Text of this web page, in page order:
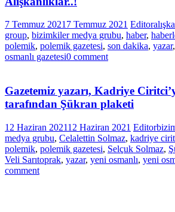
7 Temmuz 20217 Temmuz 2021 Editor
group, bizimkiler medya grubu, haber,
polemik, polemik gazetesi, son dakika, yazar,
osmanlı gazetesi0 comment
Gazetemiz yazarı, Kadriye
tarafından Şükran plaketi
12 Haziran 202112 Haziran 2021 Editor
medya grubu, Celalettin Solmaz, kadriye
polemik, polemik gazetesi, Selçuk Solmaz,
Veli Sarıtoprak, yazar, yeni osmanlı, yeni
comment